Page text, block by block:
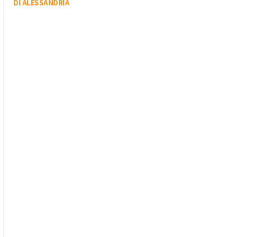
DI ALESSANDRIA